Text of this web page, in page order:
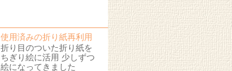
使用済みの折り紙再利用
折り目のついた折り紙を
ちぎり絵に活用 少しずつ
絵になってきました